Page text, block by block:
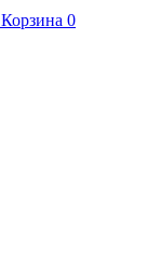
Корзина 0